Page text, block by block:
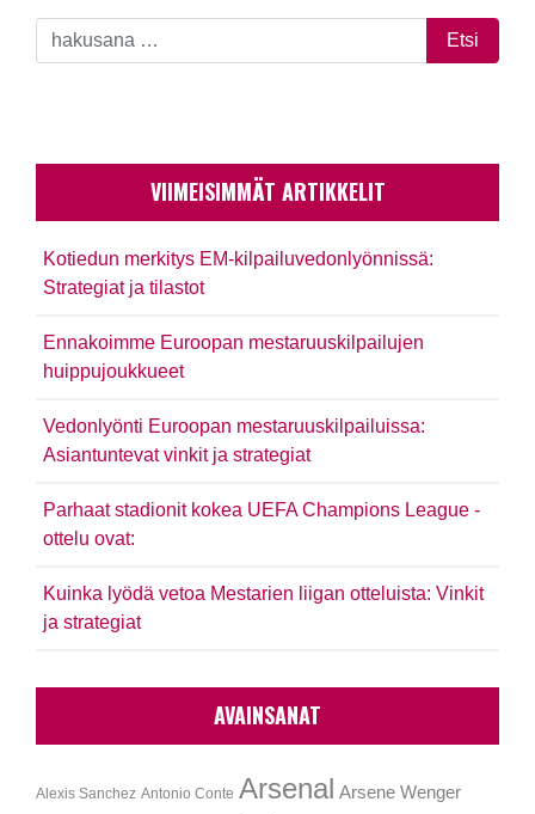
VIIMEISIMMÄT ARTIKKELIT
Kotiedun merkitys EM-kilpailuvedonlyönnissä:
Strategiat ja tilastot
Ennakoimme Euroopan mestaruuskilpailujen
huippujoukkueet
Vedonlyönti Euroopan mestaruuskilpailuissa:
Asiantuntevat vinkit ja strategiat
Parhaat stadionit kokea UEFA Champions League -
ottelu ovat:
Kuinka lyödä vetoa Mestarien liigan otteluista: Vinkit
ja strategiat
AVAINSANAT
Alexis Sanchez Antonio Conte Arsenal Arsene Wenger